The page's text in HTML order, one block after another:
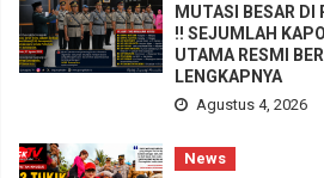
MUTASI BESAR DI
!! SEJUMLAH
UTAMA RESMI
LENGKAPNYA
Agustus 4, 2026
News